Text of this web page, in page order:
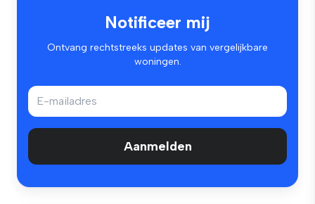
Notificeer mij
Ontvang rechtstreeks updates van vergelijkbare
woningen.
Aanmelden